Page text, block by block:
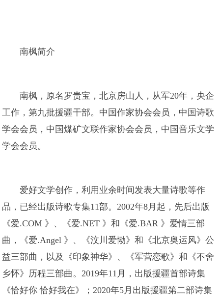
南枫简介
南枫，原名罗贵宝，北京房山人，从军20年，央企
工作，第九批援疆干部。中国作家协会会员，中国诗歌
学会会员，中国煤矿文联作家协会会员，中国音乐文学
学会会员。
爱好文学创作，利用业余时间发表大量诗歌等作
品，已经出版诗歌专集11部。2002年8月起，先后出版
《爱.COM 》、《爱.NET 》和《爱.BAR 》爱情三部
曲，《爱.Angel 》、《汶川爱恸》和《北京奥运风》公
益三部曲，以及《印象神华》、《军营恋歌》和《不舍
乡怀》历程三部曲。2019年11月，出版援疆首部诗集
《恰好你 恰好我在》；2020年5月出版援疆第二部诗集